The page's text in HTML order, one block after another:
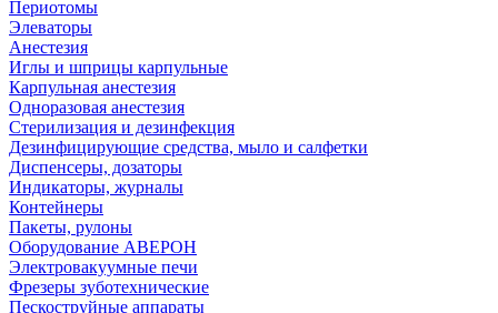
Периотомы
Элеваторы
Анестезия
Иглы и шприцы карпульные
Карпульная анестезия
Одноразовая анестезия
Стерилизация и дезинфекция
Дезинфицирующие средства, мыло и салфетки
Диспенсеры, дозаторы
Индикаторы, журналы
Контейнеры
Пакеты, рулоны
Оборудование АВЕРОН
Электровакуумные печи
Фрезеры зуботехнические
Пескоструйные аппараты